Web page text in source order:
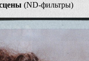
(ND-фильтры)